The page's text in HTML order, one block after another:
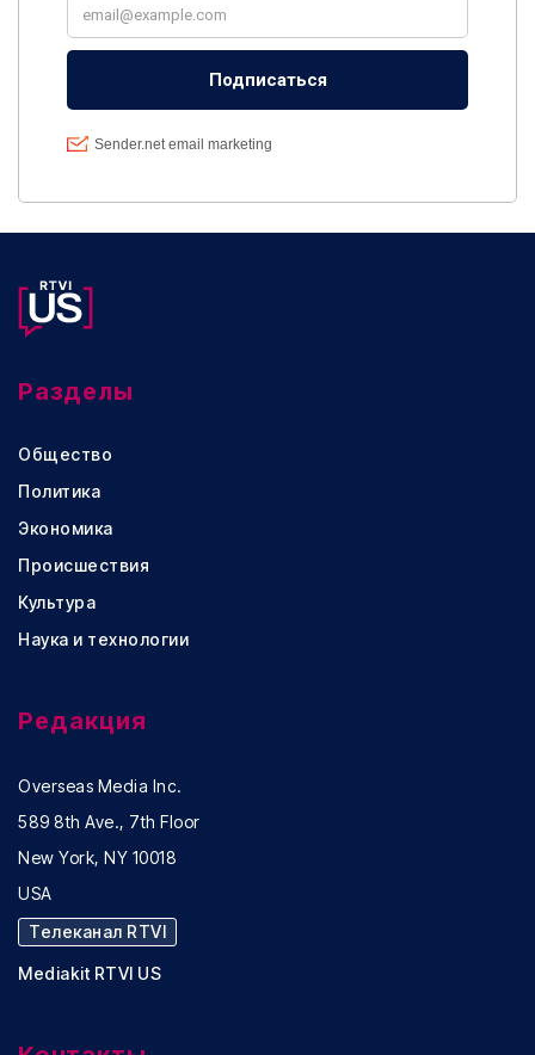
Разделы
Общество
Политика
Экономика
Происшествия
Культура
Наука и технологии
Редакция
Overseas Media Inc.
589 8th Ave., 7th Floor
New York, NY 10018
USA
Телеканал RTVI
Mediakit RTVI US